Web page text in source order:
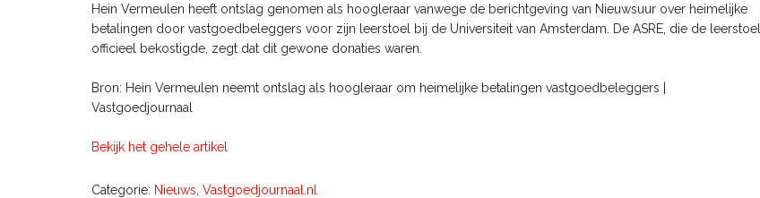
Hein Vermeulen heeft ontslag genomen als hoogleraar vanwege de berichtgeving van Nieuwsuur over heimelijke
betalingen door vastgoedbeleggers voor zijn leerstoel bij de Universiteit van Amsterdam. De ASRE, die de leerstoel
officieel bekostigde, zegt dat dit gewone donaties waren.
Bron: Hein Vermeulen neemt ontslag als hoogleraar om heimelijke betalingen vastgoedbeleggers |
Vastgoedjournaal
Bekijk het gehele artikel
Categorie: Nieuws Vastgoedjournaal.nl